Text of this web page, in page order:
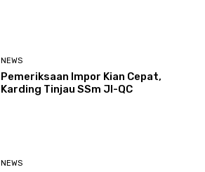
NEWS
Pemeriksaan Impor Kian Cepat,
Karding Tinjau SSm JI-QC
NEWS